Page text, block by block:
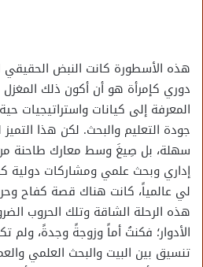
هذه الأسطورة كانت النبض الحقيقي
دوري كإمرأة هو أن أكون ذلك
المعرفة إلى كيانات واستراتيجيات
جودة التعليم والبحث. لكن هذا
سهلة، بل صِيغَ وسط معارك طاحنة
إداري وبحث علمي ومشاركات دولية
لي عالمياً، كانت هناك قصة كفاح
هذه الرحلة الشاقة وتلك الحروب
الأدوار؛ فكنتُ أماً وزوجةً وجدةً، ولم
تنسيق بين البيت والبحث العلمي